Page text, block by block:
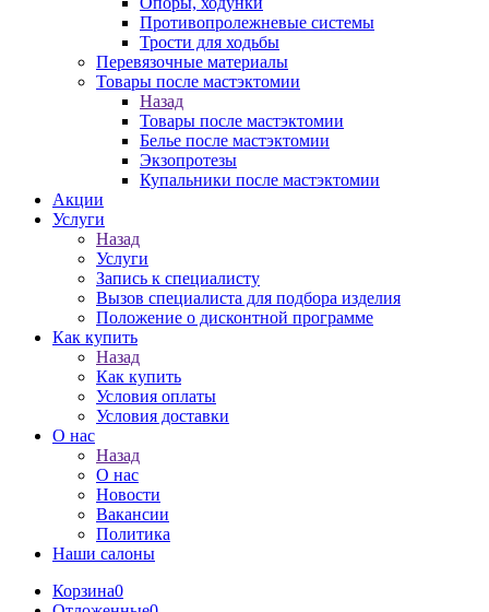
Противопролежневые системы
Трости для ходьбы
Перевязочные материалы
Товары после мастэктомии
Назад
Товары после мастэктомии
Белье после мастэктомии
Экзопротезы
Купальники после мастэктомии
Акции
Услуги
Назад
Услуги
Запись к специалисту
Вызов специалиста для подбора изделия
Положение о дисконтной программе
Как купить
Назад
Как купить
Условия оплаты
Условия доставки
О нас
Назад
О нас
Новости
Вакансии
Политика
Наши салоны
Корзина0